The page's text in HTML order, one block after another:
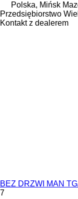
Polska, Mińsk
Przedsiębiorstwo
Kontakt z dealerem
BEZ DRZWI MAN
7